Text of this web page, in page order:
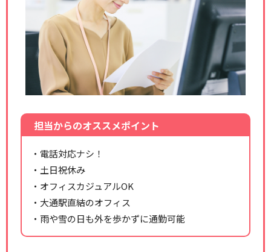
担当からのオススメポイント
・電話対応ナシ！
・土日祝休み
・オフィスカジュアルOK
・大通駅直結のオフィス
・雨や雪の日も外を歩かずに通勤可能